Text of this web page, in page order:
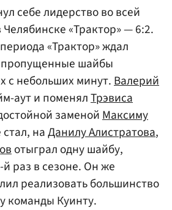
себе лидерство во всей
«Трактор» — 6:2.
«Трактор» ждал
шайбы
с небольших минут.Валерий
аут и поменялТрэвиса
заменойМаксиму
наДанилу Алистратова,
отыграл одну шайбу,
раз в сезоне. Он же
реализовать большинство
команды Куинту.